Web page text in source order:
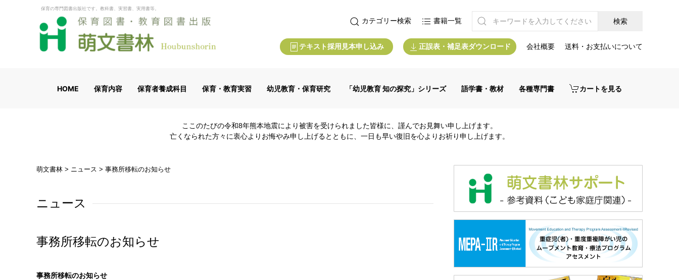
保育の専門図書出版社です。教科書、実習書、実用書等。
カテゴリー検索 書籍一覧
テキスト採用見本申し込み 正誤表・補足表ダウンロード 会社概要 送料・お支払いについて
HOME 保育内容 保育者養成科目 保育・教育実習 幼児教育・保育研究 「幼児教育 知の探究」シリーズ 語学書・教材 各種専門書 カートを見る
ここのたびの令和8年熊本地震により被害を受けられました皆様に、謹んでお見舞い申し上げます。
亡くなられた方々に衷心よりお悔やみ申し上げるとともに、一日も早い復旧を心よりお祈り申し上げます。
萌文書林 > ニュース > 事務所移転のお知らせ
ニュース
事務所移転のお知らせ
事務所移転のお知らせ